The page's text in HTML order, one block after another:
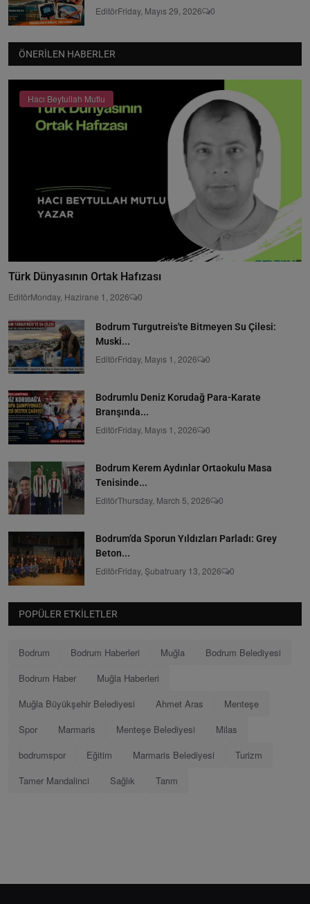
EditörFriday, Mayıs 29, 2026 0
ÖNERILEN HABERLER
Hacı Beytullah Mutlu
Türk Dünyasının Ortak Hafızası
EditörMonday, Hazirane 1, 2026 0
Bodrum Turgutreis'te Bitmeyen Su Çilesi:
Muski...
EditörFriday, Mayıs 1, 2026 0
Bodrumlu Deniz Korudağ Para-Karate
Branşında...
EditörFriday, Mayıs 1, 2026 0
Bodrum Kerem Aydınlar Ortaokulu Masa
Tenisinde...
EditörThursday, March 5, 2026 0
Bodrum’da Sporun Yıldızları Parladı: Grey
Beton...
EditörFriday, Şubatruary 13, 2026 0
POPÜLER ETKILETLER
Bodrum Bodrum Haberleri Muğla
Bodrum Belediyesi
Bodrum Haber
Muğla Haberleri
Muğla Büyükşehir Belediyesi
Ahmet Aras
Menteşe
Spor
Marmaris Menteşe Belediyesi
Milas
bodrumspor
Eğitim Marmaris Belediyesi
Turizm
Tamer Mandalinci
Sağlık Tarım